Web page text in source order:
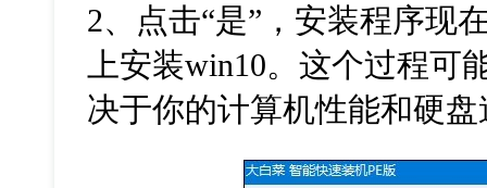
2、点击“是”，安装程序现
上安装win10。这个过程可
决于你的计算机性能和硬